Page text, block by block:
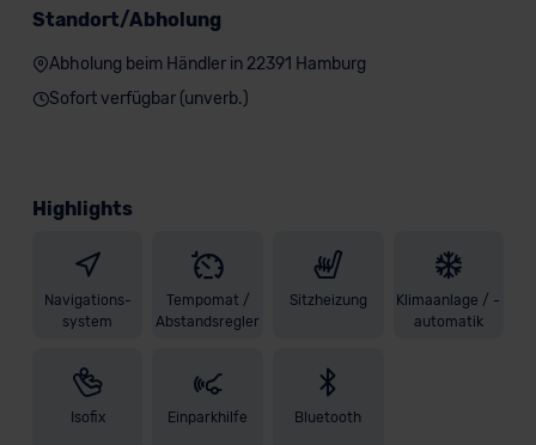
Standort/Abholung
Abholung beim Händler in 22391 Hamburg
Sofort verfügbar (unverb.)
Highlights
Navigations-
system
Tempomat /
Abstandsregler
Sitzheizung
Klimaanlage / -
automatik
Isofix Einparkhilfe Bluetooth